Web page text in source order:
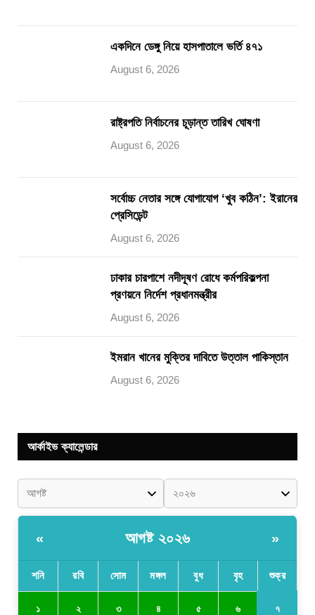
একদিনে ডেঙ্গু নিয়ে হাসপাতালে ভর্তি ৪৭১
August 6, 2026
রাষ্ট্রপতি নির্বাচনের চূড়ান্ত তারিখ ঘোষণা
August 6, 2026
সর্বোচ্চ নেতার সঙ্গে যোগাযোগ ‘খুব কঠিন’: ইরানের
প্রেসিডেন্ট
August 6, 2026
ঢাকার চারপাশে নদীদূষণ রোধে কর্মপরিকল্পনা
প্রণয়নে নির্দেশ প্রধানমন্ত্রীর
August 6, 2026
ইমরান খানের মুক্তির দাবিতে উত্তাল পাকিস্তান
August 6, 2026
আর্কাইভ ক্যালেন্ডার
« আগষ্ট ২০২৬ »
শনি রবি সোম মঙ্গল বুধ বৃহ শুক্র
১ ২ ৩ ৪ ৫ ৬ ৭